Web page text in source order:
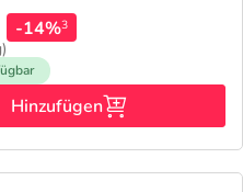
-14%3
Hinzufügen